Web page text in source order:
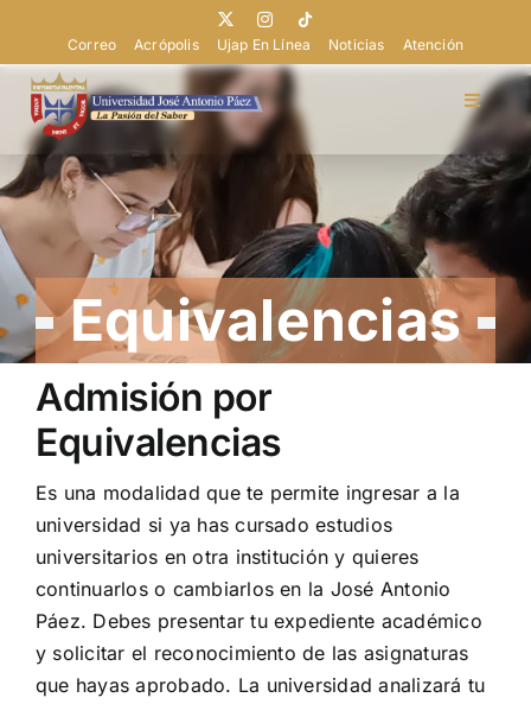
contenido
Correo Acrópolis Ujap En Línea Noticias Atención
Toggle
Universidad
Admisión
Pregrado
Postgrado
Equivalencias
Admisión por
Equivalencias
Es una modalidad que te permite ingresar a la
universidad si ya has cursado estudios
universitarios en otra institución y quieres
continuarlos o cambiarlos en la José Antonio
Páez. Debes presentar tu expediente académico
y solicitar el reconocimiento de las asignaturas
que hayas aprobado. La universidad analizará tu